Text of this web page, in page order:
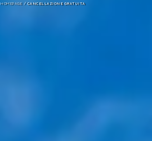
HOMEPAGE /CANCELLAZIONE GRATUITA